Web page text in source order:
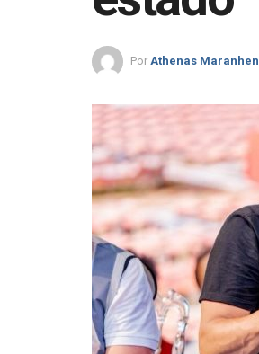
Por Athenas